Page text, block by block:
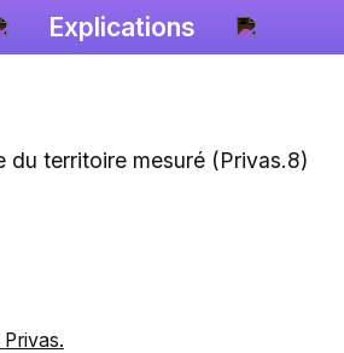
Explications
Privas.